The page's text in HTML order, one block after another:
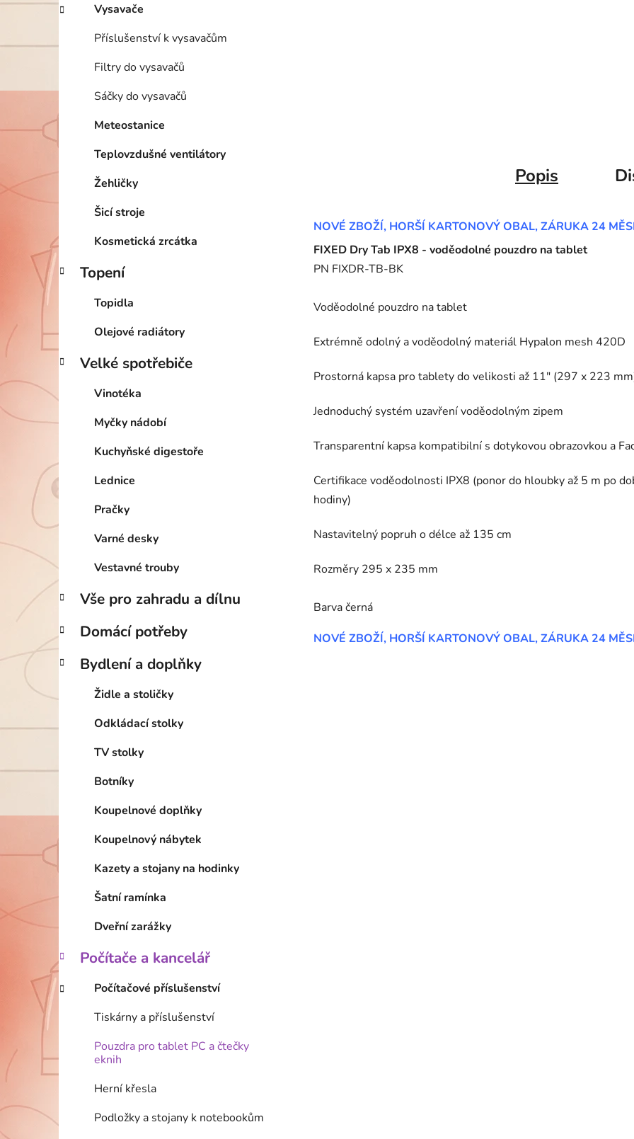
Vysavače
Příslušenství k vysavačům
Filtry do vysavačů
Sáčky do vysavačů
Meteostanice
Teplovzdušné ventilátory
Žehličky
Šicí stroje
Kosmetická zrcátka
Topení
Topidla
Olejové radiátory
Velké spotřebiče
Vinotéka
Myčky nádobí
Kuchyňské digestoře
Lednice
Pračky
Varné desky
Vestavné trouby
Vše pro zahradu a dílnu
Domácí potřeby
Bydlení a doplňky
Židle a stoličky
Odkládací stolky
TV stolky
Botníky
Koupelnové doplňky
Koupelnový nábytek
Kazety a stojany na hodinky
Šatní ramínka
Dveřní zarážky
Počítače a kancelář
Počítačové příslušenství
Tiskárny a příslušenství
Pouzdra pro tablet PC a čtečky
eknih
Herní křesla
Podložky a stojany k notebookům
Popis
NOVÉ ZBOŽÍ, HORŠÍ KARTONOVÝ OBAL, ZÁRUKA 24
FIXED Dry Tab IPX8 - voděodolné pouzdro na tablet
PN FIXDR-TB-BK
Voděodolné pouzdro na tablet
Extrémně odolný a voděodolný materiál Hypalon mesh 420D
Prostorná kapsa pro tablety do velikosti až 11" (297 x 223
Jednoduchý systém uzavření voděodolným zipem
Transparentní kapsa kompatibilní s dotykovou obrazovkou a
Certifikace voděodolnosti IPX8 (ponor do hloubky až 5 m po
hodiny)
Nastavitelný popruh o délce až 135 cm
Rozměry 295 x 235 mm
Barva černá
NOVÉ ZBOŽÍ, HORŠÍ KARTONOVÝ OBAL, ZÁRUKA 24